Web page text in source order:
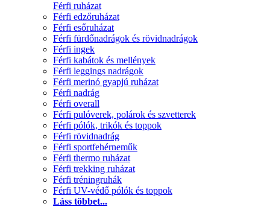
Férfi ruházat
Férfi edzőruházat
Férfi esőruházat
Férfi fürdőnadrágok és rövidnadrágok
Férfi ingek
Férfi kabátok és mellények
Férfi leggings nadrágok
Férfi merinó gyapjú ruházat
Férfi nadrág
Férfi overall
Férfi pulóverek, polárok és szvetterek
Férfi pólók, trikók és toppok
Férfi rövidnadrág
Férfi sportfehérneműk
Férfi thermo ruházat
Férfi trekking ruházat
Férfi tréningruhák
Férfi UV-védő pólók és toppok
Láss többet...